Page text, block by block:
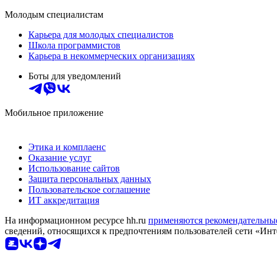
Молодым специалистам
Карьера для молодых специалистов
Школа программистов
Карьера в некоммерческих организациях
Боты для уведомлений
Мобильное приложение
Этика и комплаенс
Оказание услуг
Использование сайтов
Защита персональных данных
Пользовательское соглашение
ИТ аккредитация
На информационном ресурсе hh.ru применяются
сведений, относящихся к предпочтениям пользователей сети